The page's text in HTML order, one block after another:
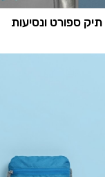
תיק ספורט ונסיעות